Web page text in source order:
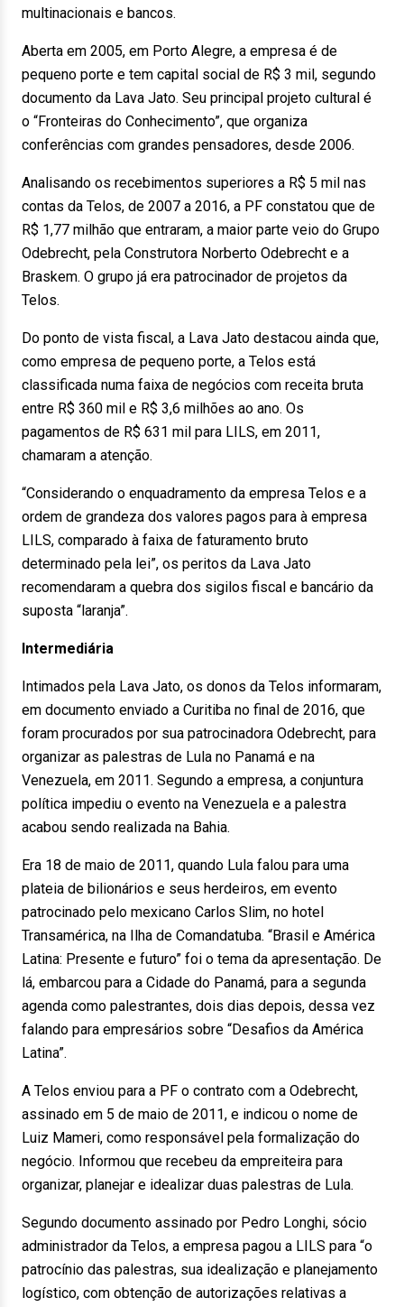
multinacionais e bancos.
Aberta em 2005, em Porto Alegre, a empresa é de
pequeno porte e tem capital social de R$ 3 mil, segundo
documento da Lava Jato. Seu principal projeto cultural é
o “Fronteiras do Conhecimento”, que organiza
conferências com grandes pensadores, desde 2006.
Analisando os recebimentos superiores a R$ 5 mil nas
contas da Telos, de 2007 a 2016, a PF constatou que de
R$ 1,77 milhão que entraram, a maior parte veio do Grupo
Odebrecht, pela Construtora Norberto Odebrecht e a
Braskem. O grupo já era patrocinador de projetos da
Telos.
Do ponto de vista fiscal, a Lava Jato destacou ainda que,
como empresa de pequeno porte, a Telos está
classificada numa faixa de negócios com receita bruta
entre R$ 360 mil e R$ 3,6 milhões ao ano. Os
pagamentos de R$ 631 mil para LILS, em 2011,
chamaram a atenção.
“Considerando o enquadramento da empresa Telos e a
ordem de grandeza dos valores pagos para à empresa
LILS, comparado à faixa de faturamento bruto
determinado pela lei”, os peritos da Lava Jato
recomendaram a quebra dos sigilos fiscal e bancário da
suposta “laranja”.
Intermediária
Intimados pela Lava Jato, os donos da Telos informaram,
em documento enviado a Curitiba no final de 2016, que
foram procurados por sua patrocinadora Odebrecht, para
organizar as palestras de Lula no Panamá e na
Venezuela, em 2011. Segundo a empresa, a conjuntura
política impediu o evento na Venezuela e a palestra
acabou sendo realizada na Bahia.
Era 18 de maio de 2011, quando Lula falou para uma
plateia de bilionários e seus herdeiros, em evento
patrocinado pelo mexicano Carlos Slim, no hotel
Transamérica, na Ilha de Comandatuba. “Brasil e América
Latina: Presente e futuro” foi o tema da apresentação. De
lá, embarcou para a Cidade do Panamá, para a segunda
agenda como palestrantes, dois dias depois, dessa vez
falando para empresários sobre “Desafios da América
Latina”.
A Telos enviou para a PF o contrato com a Odebrecht,
assinado em 5 de maio de 2011, e indicou o nome de
Luiz Mameri, como responsável pela formalização do
negócio. Informou que recebeu da empreiteira para
organizar, planejar e idealizar duas palestras de Lula.
Segundo documento assinado por Pedro Longhi, sócio
administrador da Telos, a empresa pagou a LILS para “o
patrocínio das palestras, sua idealização e planejamento
logístico, com obtenção de autorizações relativas a